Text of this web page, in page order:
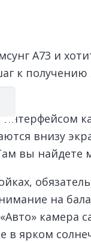
А73 и
к получению
внизу
вы найдете
на
ярком